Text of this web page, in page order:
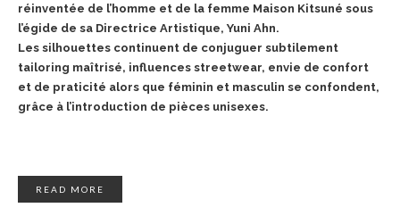
réinventée de l’homme et de la femme Maison Kitsuné sous
l’égide de sa Directrice Artistique, Yuni Ahn.
Les silhouettes continuent de conjuguer subtilement
tailoring maîtrisé, influences streetwear, envie de confort
et de praticité alors que féminin et masculin se confondent,
grâce à l’introduction de pièces unisexes.
READ MORE